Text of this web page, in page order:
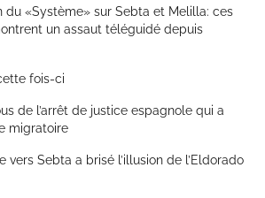
du «Système» sur Sebta et Melilla: ces
un assaut téléguidé depuis
fois-ci
de l’arrêt de justice espagnole qui a
migratoire
vers Sebta a brisé l’illusion de l’Eldorado